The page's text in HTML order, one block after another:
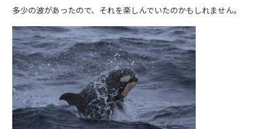
多少の波があったので、それを楽しんでいたのかもしれません。